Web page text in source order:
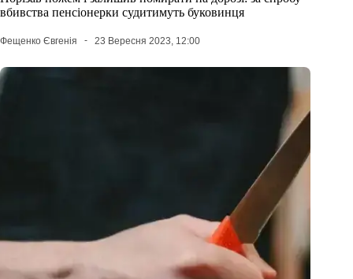
вбивства пенсіонерки судитимуть буковинця
Фещенко Євгенія 23 Вересня 2023, 12:00